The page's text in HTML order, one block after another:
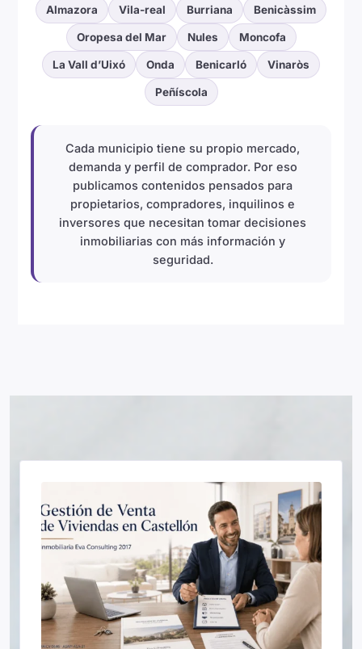
Almazora Vila-real Burriana Benicàssim
Oropesa del Mar Nules Moncofa
La Vall d’Uixó Onda Benicarló Vinaròs
Peñíscola
Cada municipio tiene su propio mercado,
demanda y perfil de comprador. Por eso
publicamos contenidos pensados para
propietarios, compradores, inquilinos e
inversores que necesitan tomar decisiones
inmobiliarias con más información y
seguridad.